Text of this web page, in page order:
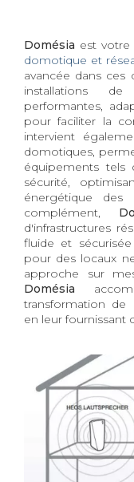
Domésia est votre
domotique et
avancée dans ces
installations
performantes,
pour faciliter la
intervient
domotiques,
équipements tels
sécurité,
énergétique des
complément,
d'infrastructures
fluide et
pour des locaux
approche sur
Domésia
transformation de
en leur fournissant